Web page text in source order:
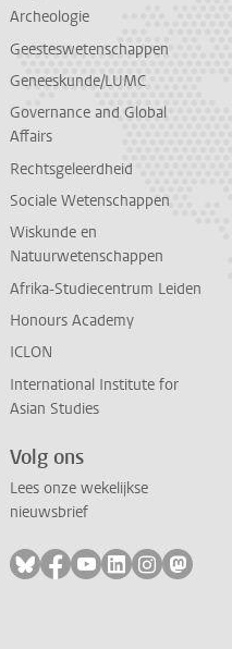
Archeologie
Geesteswetenschappen
Geneeskunde/LUMC
Governance and Global
Affairs
Rechtsgeleerdheid
Sociale Wetenschappen
Wiskunde en
Natuurwetenschappen
Afrika-Studiecentrum Leiden
Honours Academy
ICLON
International Institute for
Asian Studies
Volg ons
Lees onze wekelijkse
nieuwsbrief
Volg ons op bluesky
Volg ons op facebook
Volg ons op
Volg ons op
Volg ons
Volg